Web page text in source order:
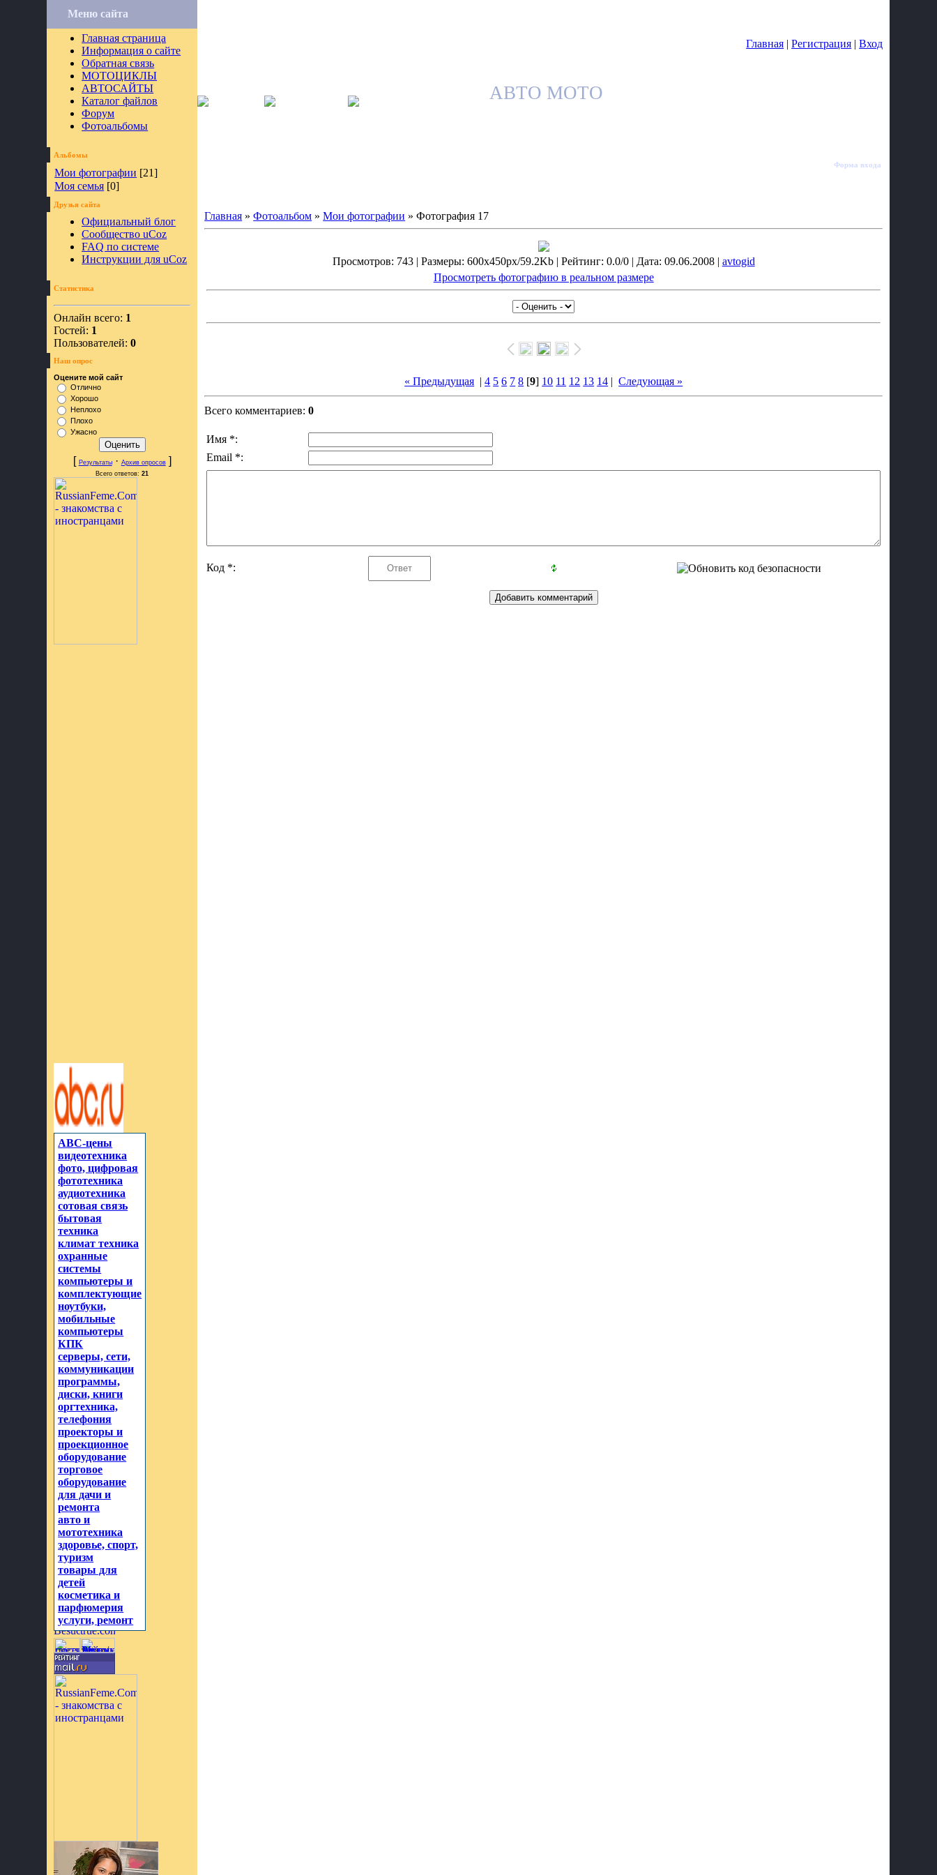
Меню сайта
Главная страница
Информация о сайте
Обратная связь
МОТОЦИКЛЫ
АВТОСАЙТЫ
Каталог файлов
Форум
Фотоальбомы
Альбомы
Мои фотографии [21]
Моя семья [0]
Друзья сайта
Официальный блог
Сообщество uCoz
FAQ по системе
Инструкции для uCoz
Статистика
Онлайн всего: 1
Гостей: 1
Пользователей:0
Наш опрос
Оцените мой сайт
Отлично
Хорошо
Неплохо
Плохо
Ужасно
[ Результаты· Архив опросов]
Всего ответов:21
ABC-цены
видеотехника
фото, цифровая
фототехника
аудиотехника
сотовая связь
бытовая
техника
климат техника
охранные
системы
компьютеры и
комплектующие
ноутбуки,
мобильные
компьютеры
КПК
серверы, сети,
коммуникации
программы,
диски, книги
оргтехника,
телефония
проекторы и
проекционное
оборудование
торговое
оборудование
для дачи и
ремонта
авто и
мототехника
здоровье, спорт,
туризм
товары для
детей
косметика и
парфюмерия
услуги, ремонт
Главная |Регистрация |Вход
АВТО МОТО
Форма входа
Главная »Фотоальбом »Мои фотографии » Фотография 17
Просмотров: 743 | Размеры: 600x450px/59.2Kb | Рейтинг: 0.0/0 | Дата: 09.06.2008 | avtogid
Просмотреть фотографию в реальном размере
« Предыдущая |4 5 6 7 8 [9] 10 11 12 13 14 |Следующая »
Всего комментариев:0
Имя *:
Email *:
Код *: